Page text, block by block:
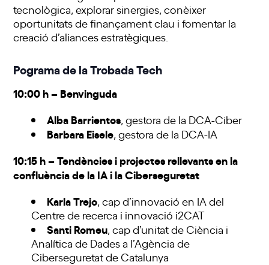
tecnològica, explorar sinergies, conèixer
oportunitats de finançament clau i fomentar la
creació d’aliances estratègiques.
Pograma de la Trobada Tech
10:00 h – Benvinguda
Alba Barrientos, gestora de la DCA-Ciber
Barbara Eisele, gestora de la DCA-IA
10:15 h – Tendències i projectes rellevants en la
confluència de la IA i la Ciberseguretat
Karla Trejo, cap d’innovació en IA del
Centre de recerca i innovació i2CAT
Santi Romeu, cap d’unitat de Ciència i
Analítica de Dades a l’Agència de
Ciberseguretat de Catalunya